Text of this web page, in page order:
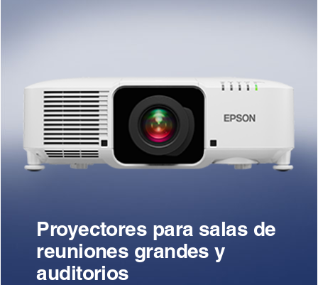
Proyectores para salas de
reuniones grandes y
auditorios